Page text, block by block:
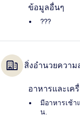
ข้อมูลอื่นๆ
???
สิ่งอำนวยควา
อาหารและเค
มีอาหารเช้า
น.